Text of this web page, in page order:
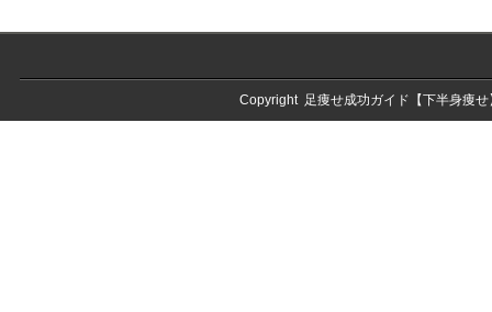
Copyright 足痩せ成功ガイド【下半身痩